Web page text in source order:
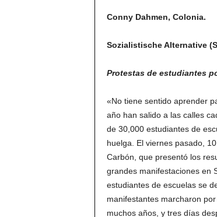
Conny Dahmen, Colonia.
Sozialistische Alternative
Protestas de estudiantes
«No tiene sentido aprender
año han salido a las calles
de 30,000 estudiantes de
huelga. El viernes pasado,
Carbón, que presentó los
grandes manifestaciones en
estudiantes de escuelas se
manifestantes marcharon
muchos años, y tres días